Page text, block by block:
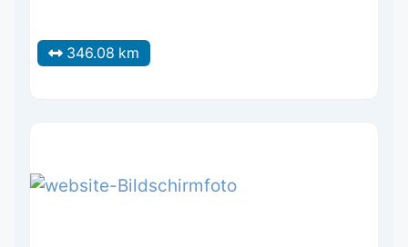
346.08 km